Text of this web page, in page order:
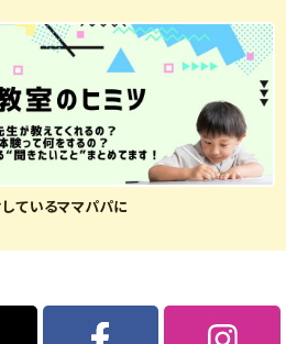
ているママパパに